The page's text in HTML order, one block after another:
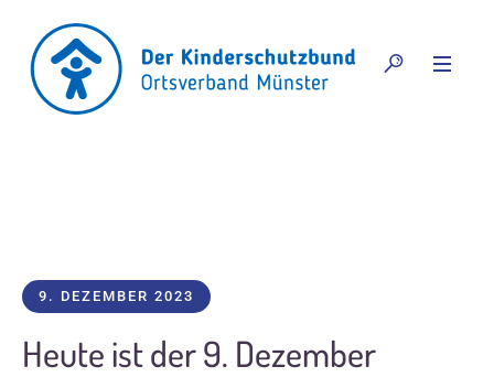
9. DEZEMBER 2023
Heute ist der 9. Dezember